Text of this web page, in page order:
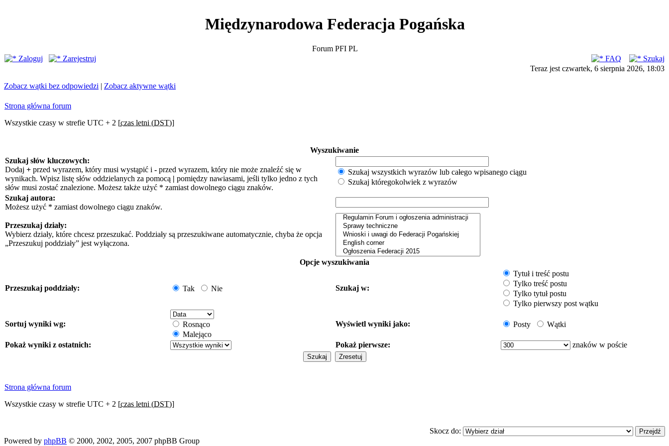
Międzynarodowa Federacja Pogańska
Forum PFI PL
Zaloguj
Zarejestruj FAQ
Szukaj
Teraz jest czwartek, 6 sierpnia 2026, 18:03
Zobacz wątki bez odpowiedzi | Zobacz aktywne wątki
Strona główna forum
Wszystkie czasy w strefie UTC + 2 [czas letni (DST)]
Wyszukiwanie
Szukaj słów kluczowych:
Dodaj + przed wyrazem, który musi wystąpić i - przed wyrazem, który nie może znaleźć się w
wynikach. Wpisz listę słów oddzielanych za pomocą | pomiędzy nawiasami, jeśli tylko jedno z tych
słów musi zostać znalezione. Możesz także użyć * zamiast dowolnego ciągu znaków.
Szukaj wszystkich wyrazów lub całego wpisanego ciągu
Szukaj któregokolwiek z wyrazów
Szukaj autora:
Możesz użyć * zamiast dowolnego ciągu znaków.
Przeszukaj działy:
Wybierz działy, które chcesz przeszukać. Poddziały są przeszukiwane automatycznie, chyba że opcja
„Przeszukuj poddziały” jest wyłączona.
Opcje wyszukiwania
Przeszukaj poddziały: Tak Nie Szukaj w:
Tytuł i treść postu
Tylko treść postu
Tylko tytuł postu
Tylko pierwszy post wątku
Sortuj wyniki wg:
Rosnąco
Malejąco
Wyświetl wyniki jako: Posty Wątki
Pokaż wyniki z ostatnich: Pokaż pierwsze: znaków w poście
Strona główna forum
Wszystkie czasy w strefie UTC + 2 [czas letni (DST)]
Skocz do:
Powered by phpBB © 2000, 2002, 2005, 2007 phpBB Group